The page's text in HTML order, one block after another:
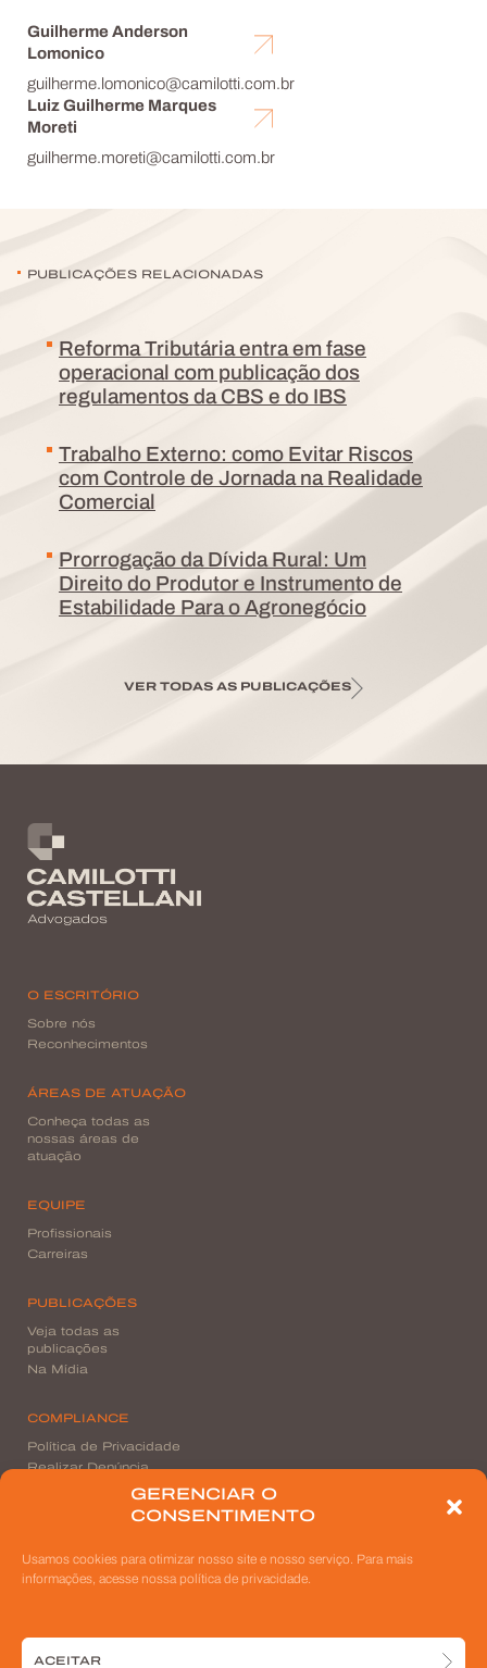
GERENCIAR O
CONSENTIMENTO
Usamos cookies para otimizar nosso site e nosso serviço. Para mais
informações, acesse nossa política de privacidade.
ACEITAR
Guilherme Anderson
Lomonico
guilherme.lomonico@camilotti.com.br
Luiz Guilherme Marques
Moreti
guilherme.moreti@camilotti.com.br
PUBLICAÇÕES RELACIONADAS
Reforma Tributária entra em fase
operacional com publicação dos
regulamentos da CBS e do IBS
Trabalho Externo: como Evitar Riscos
com Controle de Jornada na Realidade
Comercial
Prorrogação da Dívida Rural: Um
Direito do Produtor e Instrumento de
Estabilidade Para o Agronegócio
VER TODAS AS PUBLICAÇÕES
O ESCRITÓRIO
Sobre nós
Reconhecimentos
ÁREAS DE ATUAÇÃO
Conheça todas as
nossas áreas de
atuação
EQUIPE
Profissionais
Carreiras
PUBLICAÇÕES
Veja todas as
publicações
Na Mídia
COMPLIANCE
Política de Privacidade
Realizar Denúncia